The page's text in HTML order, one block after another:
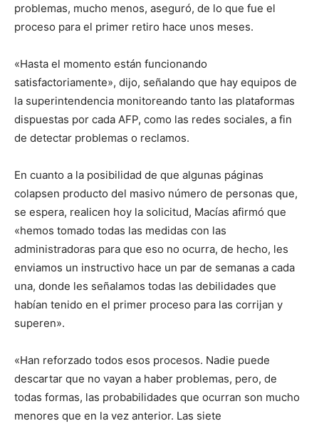
problemas, mucho menos, aseguró, de lo que fue el
proceso para el primer retiro hace unos meses.
«Hasta el momento están funcionando
satisfactoriamente», dijo, señalando que hay equipos de
la superintendencia monitoreando tanto las plataformas
dispuestas por cada AFP, como las redes sociales, a fin
de detectar problemas o reclamos.
En cuanto a la posibilidad de que algunas páginas
colapsen producto del masivo número de personas que,
se espera, realicen hoy la solicitud, Macías afirmó que
«hemos tomado todas las medidas con las
administradoras para que eso no ocurra, de hecho, les
enviamos un instructivo hace un par de semanas a cada
una, donde les señalamos todas las debilidades que
habían tenido en el primer proceso para las corrijan y
superen».
«Han reforzado todos esos procesos. Nadie puede
descartar que no vayan a haber problemas, pero, de
todas formas, las probabilidades que ocurran son mucho
menores que en la vez anterior. Las siete